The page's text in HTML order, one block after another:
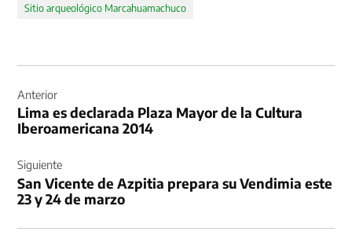
Sitio arqueológico Marcahuamachuco
de
entradas
Anterior
Lima es declarada Plaza Mayor de la Cultura
Iberoamericana 2014
Siguiente
San Vicente de Azpitia prepara su Vendimia este
23 y 24 de marzo